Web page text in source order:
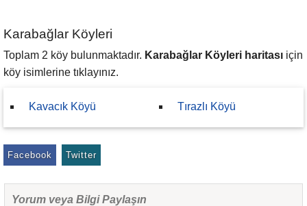
Karabağlar Köyleri
Toplam 2 köy bulunmaktadır. Karabağlar Köyleri haritası için
köy isimlerine tıklayınız.
Kavacık Köyü Tırazlı Köyü
Facebook Twitter
Yorum veya Bilgi Paylaşın